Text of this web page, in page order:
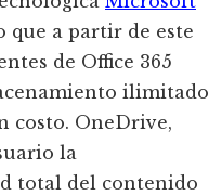
que a partir de este
de Office 365
ilimitado
costo. OneDrive,
la
total del contenido